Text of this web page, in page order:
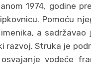
1974, godine
Pomoću
a
Struka je
vodeće